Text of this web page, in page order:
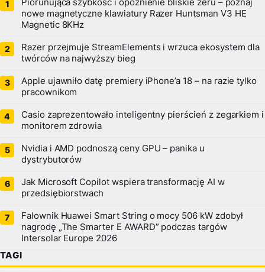
nowe magnetyczne klawiatury Razer Huntsman V3 HE
Magnetic 8KHz
Razer przejmuje StreamElements i wrzuca ekosystem dla
twórców na najwyższy bieg
Apple ujawniło datę premiery iPhone’a 18 – na razie tylko
pracownikom
Casio zaprezentowało inteligentny pierścień z zegarkiem i
monitorem zdrowia
Nvidia i AMD podnoszą ceny GPU – panika u
dystrybutorów
Jak Microsoft Copilot wspiera transformację AI w
przedsiębiorstwach
Falownik Huawei Smart String o mocy 506 kW zdobył
nagrodę „The Smarter E AWARD” podczas targów
Intersolar Europe 2026
TAGI